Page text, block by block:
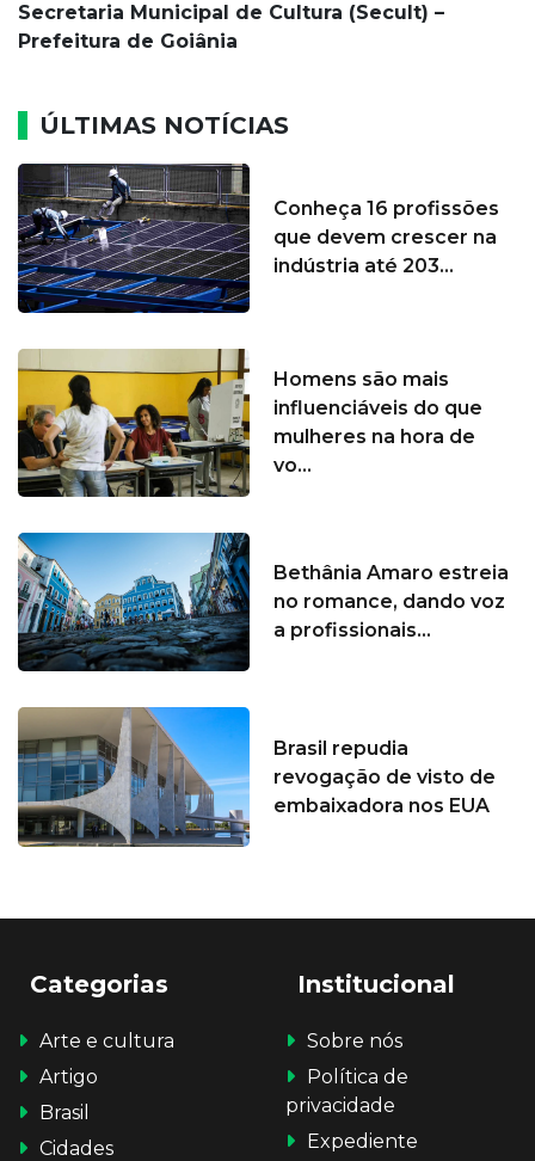
Secretaria Municipal de Cultura (Secult) –
Prefeitura de Goiânia
ÚLTIMAS NOTÍCIAS
Conheça 16 profissões
que devem crescer na
indústria até 203...
Homens são mais
influenciáveis do que
mulheres na hora de
vo...
Bethânia Amaro estreia
no romance, dando voz
a profissionais...
Brasil repudia
revogação de visto de
embaixadora nos EUA
Categorias
Arte e cultura
Artigo
Brasil
Cidades
Institucional
Sobre nós
Política de
privacidade
Expediente